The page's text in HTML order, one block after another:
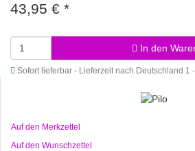
43,95 € *
In den
Sofort lieferbar - Lieferzeit nach Deutschland 1
Auf den Merkzettel
Auf den Wunschzettel